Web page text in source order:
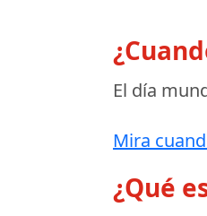
El día
Mira
¿Qué